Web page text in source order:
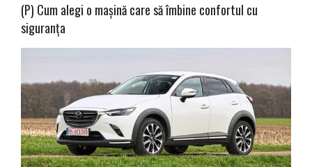
(P) Cum alegi o mașină care să îmbine confortul cu
siguranța